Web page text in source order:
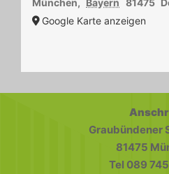
München, Bayern 81475
Google Karte anzeigen
Graubündener
81475
Tel 089